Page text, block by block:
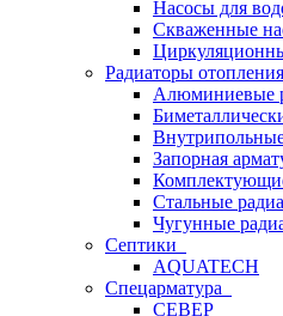
Насосы для
Скваженные
Радиаторы отопления
Алюминиевые
Запорная
Стальные
Чугунные
Септики
AQUATECH
Спецарматура
СЕВЕР